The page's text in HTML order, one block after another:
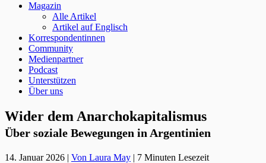
Magazin
Alle Artikel
Artikel auf Englisch
Korrespondentinnen
Community
Medienpartner
Podcast
Unterstützen
Über uns
Wider dem Anarchokapitalismus
Über soziale Bewegungen in Argentinien
14. Januar 2026 | Von Laura May | 7 Minuten Lesezeit